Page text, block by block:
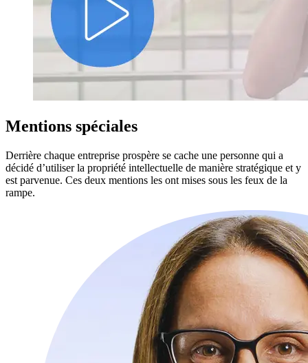
Mentions spéciales
Derrière chaque entreprise prospère se cache une personne qui a
décidé d’utiliser la propriété intellectuelle de manière stratégique et y
est parvenue. Ces deux mentions les ont mises sous les feux de la
rampe.